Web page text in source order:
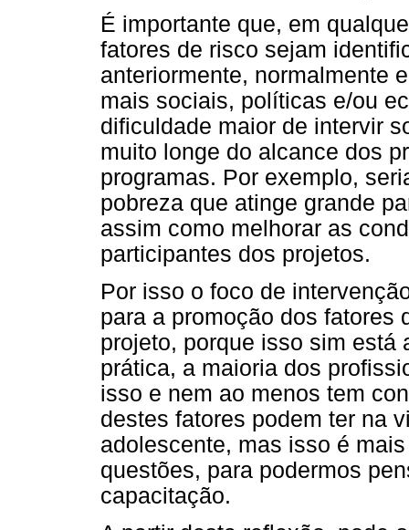
É importante que, em
fatores de risco sejam
anteriormente, normalmente
mais sociais, políticas e/ou
dificuldade maior de intervir
muito longe do alcance dos
programas. Por exemplo,
pobreza que atinge grande
assim como melhorar as
participantes dos projetos.
Por isso o foco de
para a promoção dos fatores
projeto, porque isso sim está
prática, a maioria dos
isso e nem ao menos tem
destes fatores podem ter na
adolescente, mas isso é
questões, para podermos
capacitação.